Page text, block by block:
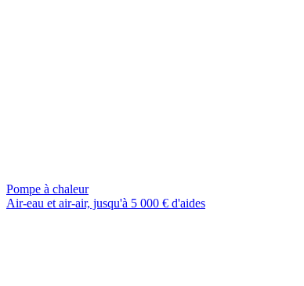
Pompe à chaleur
Air-eau et air-air, jusqu'à 5 000 € d'aides